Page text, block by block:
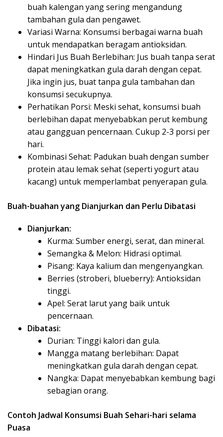
buah kalengan yang sering mengandung
tambahan gula dan pengawet.
Variasi Warna: Konsumsi berbagai warna buah
untuk mendapatkan beragam antioksidan.
Hindari Jus Buah Berlebihan: Jus buah tanpa serat
dapat meningkatkan gula darah dengan cepat.
Jika ingin jus, buat tanpa gula tambahan dan
konsumsi secukupnya.
Perhatikan Porsi: Meski sehat, konsumsi buah
berlebihan dapat menyebabkan perut kembung
atau gangguan pencernaan. Cukup 2-3 porsi per
hari.
Kombinasi Sehat: Padukan buah dengan sumber
protein atau lemak sehat (seperti yogurt atau
kacang) untuk memperlambat penyerapan gula.
Buah-buahan yang Dianjurkan dan Perlu Dibatasi
Dianjurkan:
Kurma: Sumber energi, serat, dan mineral.
Semangka & Melon: Hidrasi optimal.
Pisang: Kaya kalium dan mengenyangkan.
Berries (stroberi, blueberry): Antioksidan
tinggi.
Apel: Serat larut yang baik untuk
pencernaan.
Dibatasi:
Durian: Tinggi kalori dan gula.
Mangga matang berlebihan: Dapat
meningkatkan gula darah dengan cepat.
Nangka: Dapat menyebabkan kembung bagi
sebagian orang.
Contoh Jadwal Konsumsi Buah Sehari-hari selama
Puasa